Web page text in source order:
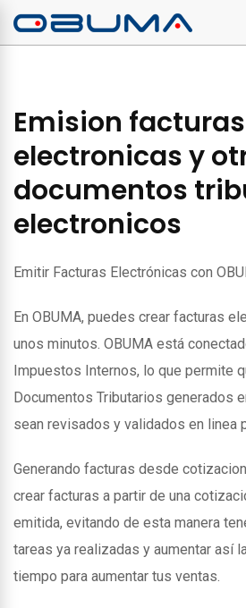
Emision facturas
electronicas y
documentos
electronicos
Emitir Facturas Electrónicas con
En OBUMA, puedes crear facturas
unos minutos. OBUMA está
Impuestos Internos, lo que permite
Documentos Tributarios generados
sean revisados y validados en linea
Generando facturas desde
crear facturas a partir de una
emitida, evitando de esta manera
tareas ya realizadas y aumentar así
tiempo para aumentar tus ventas.